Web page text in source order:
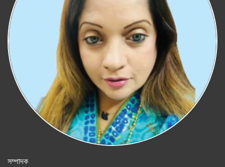
সম্পাদক